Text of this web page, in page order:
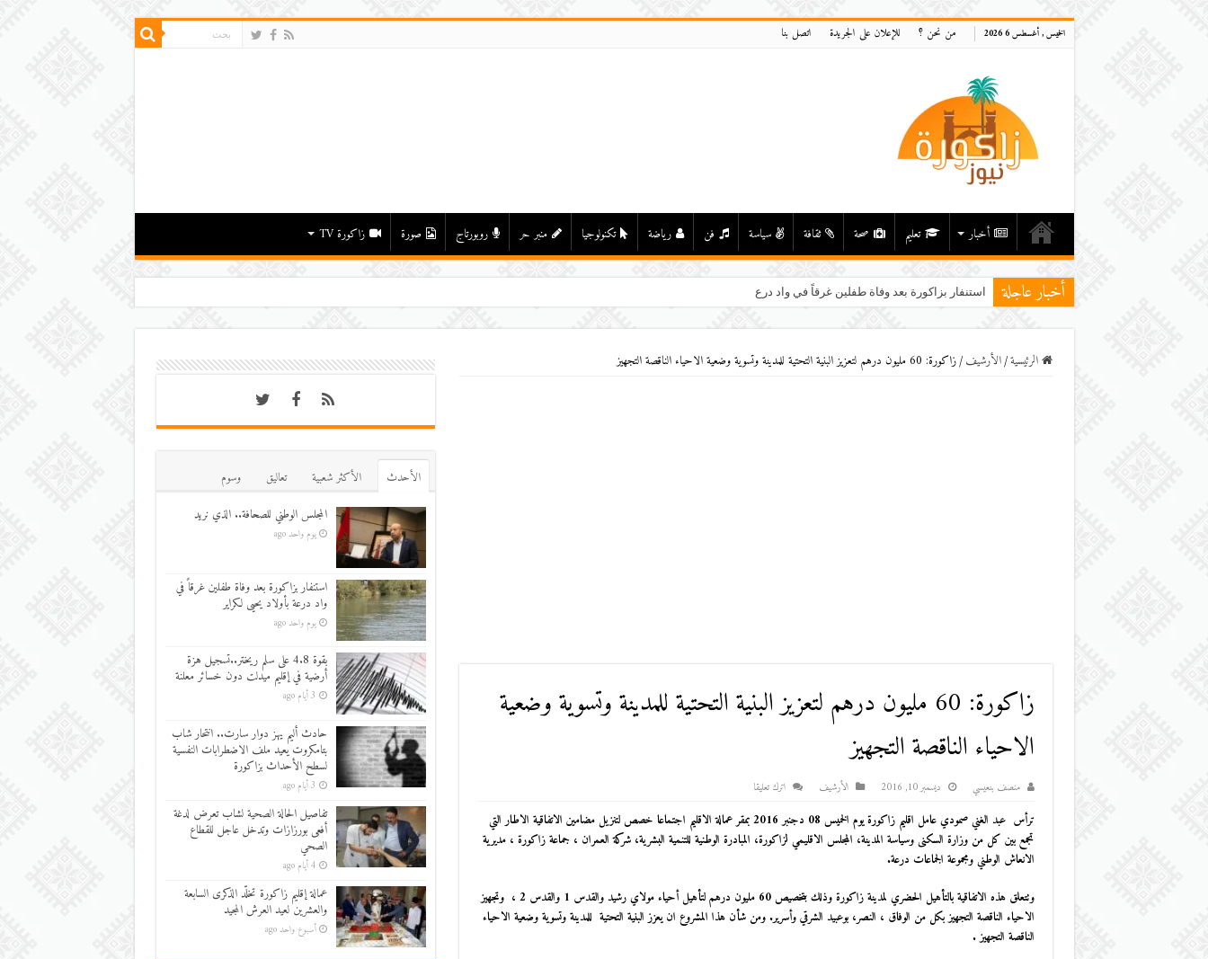
الخميس , أغسطس 6 2026 من نحن ؟ للإعلان على الجريدة اتصل بنا
أخبار تعليم صحة ثقافة سياسة فن رياضة تكنولوجيا منبر حر روبورتاج صورة زاكورة TV
أخبار عاجلة استنفار بزاكورة بعد وفاة طفلين غرقاً في واد درعة بأولاد يحيى لكراير
الرئيسية/اﻷرشيف/زاكورة: 60 مليون درهم لتعزيز البنية التحتية للمدينة وتسوية وضعية الاحياء الناقصة التجهيز
زاكورة: 60 مليون درهم لتعزيز البنية التحتية للمدينة وتسوية وضعية
الاحياء الناقصة التجهيز
منصف بنعيسي ديسمبر 10, 2016 اﻷرشيف اترك تعليقا
ترأس عبد الغني صمودي عامل اقليم زاكورة يوم الخميس 08 دجنبر 2016 بمقر عمالة
الاقليم اجتماعا خصص لتنزيل مضامين الاتفاقية الاطار التي
تجمع بين كل من وزارة السكنى وسياسة المدينة، المجلس الاقليمي لزاكورة، المبادرة الوطنية للتنمية البشرية، شركة العمران ، جماعة زاكورة ، مديرية
الانعاش الوطني ومجموعة الجماعات درعة.
وتتعلق هذه الاتفاقية بالتأهيل الحضري لمدينة زاكورة وذلك بتخصيص 60 مليون درهم لتأهيل أحياء مولاي رشيد والقدس 1 والقدس 2 ، وتجهيز
الاحياء الناقصة التجهيز بكل من الوفاق ، النصر، بوعبيد الشرقي وأسرير. ومن شأن هذا المشروع ان يعزز البنية التحتية للمدينة وتسوية وضعية الاحياء
الناقصة التجهيز .
اﻷحدث اﻷكثر شعبية تعاليق
وسوم
المجلس الوطني للصحافة.. الذي نريد
يوم واحد ago
استنفار بزاكورة بعد وفاة طفلين غرقاً في
واد درعة بأولاد يحيى لكراير
يوم واحد ago
بقوة 4.8 على سلم ريختر..تسجيل هزة
أرضية في إقليم ميدلت دون خسائر معلنة
3 أيام ago
حادث أليم يهز دوار سارت.. انتحار شاب
بتامكروت يعيد ملف الاضطرابات النفسية
لسطح الأحداث بزاكورة
3 أيام ago
تفاصيل الحالة الصحية لشاب تعرض لدغة
أفعى بورزازات وتدخل عاجل للقطاع
الصحي
4 أيام ago
عمالة إقليم زاكورة تخلّد الذكرى السابعة
والعشرين لعيد العرش المجيد
أسبوع واحد ago